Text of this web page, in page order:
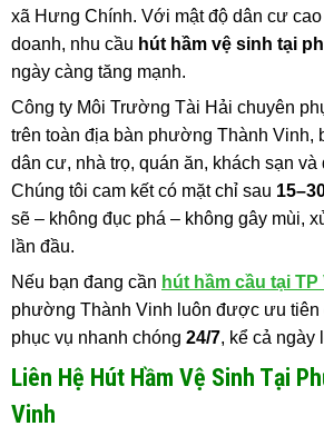
xã Hưng Chính. Với mật độ dân cư
doanh, nhu cầu hút hầm vệ sinh tại
ngày càng tăng mạnh.
Công ty Môi Trường Tài Hải chuyên
trên toàn địa bàn phường Thành Vinh,
dân cư, nhà trọ, quán ăn, khách sạn và
Chúng tôi cam kết có mặt chỉ sau
sẽ – không đục phá – không gây mùi,
lần đầu.
Nếu bạn đang cần hút hầm cầu tại TP
phường Thành Vinh luôn được ưu tiên
phục vụ nhanh chóng 24/7, kể cả ngày
Liên Hệ Hút Hầm Vệ Sinh Tại
Vinh